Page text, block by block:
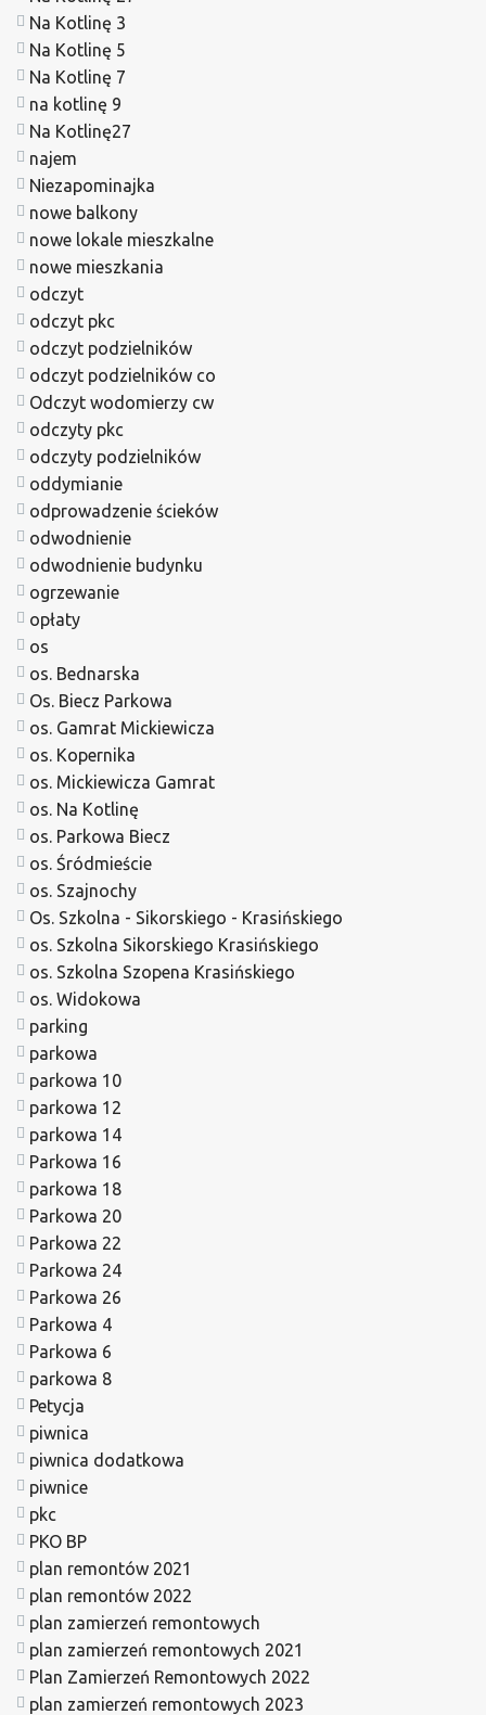
Na Kotlinę 3
Na Kotlinę 5
Na Kotlinę 7
na kotlinę 9
Na Kotlinę27
najem
Niezapominajka
nowe balkony
nowe lokale mieszkalne
nowe mieszkania
odczyt
odczyt pkc
odczyt podzielników
odczyt podzielników co
Odczyt wodomierzy cw
odczyty pkc
odczyty podzielników
oddymianie
odprowadzenie ścieków
odwodnienie
odwodnienie budynku
ogrzewanie
opłaty
os
os. Bednarska
Os. Biecz Parkowa
os. Gamrat Mickiewicza
os. Kopernika
os. Mickiewicza Gamrat
os. Na Kotlinę
os. Parkowa Biecz
os. Śródmieście
os. Szajnochy
Os. Szkolna - Sikorskiego - Krasińskiego
os. Szkolna Sikorskiego Krasińskiego
os. Szkolna Szopena Krasińskiego
os. Widokowa
parking
parkowa
parkowa 10
parkowa 12
parkowa 14
Parkowa 16
parkowa 18
Parkowa 20
Parkowa 22
Parkowa 24
Parkowa 26
Parkowa 4
Parkowa 6
parkowa 8
Petycja
piwnica
piwnica dodatkowa
piwnice
pkc
PKO BP
plan remontów 2021
plan remontów 2022
plan zamierzeń remontowych
plan zamierzeń remontowych 2021
Plan Zamierzeń Remontowych 2022
plan zamierzeń remontowych 2023